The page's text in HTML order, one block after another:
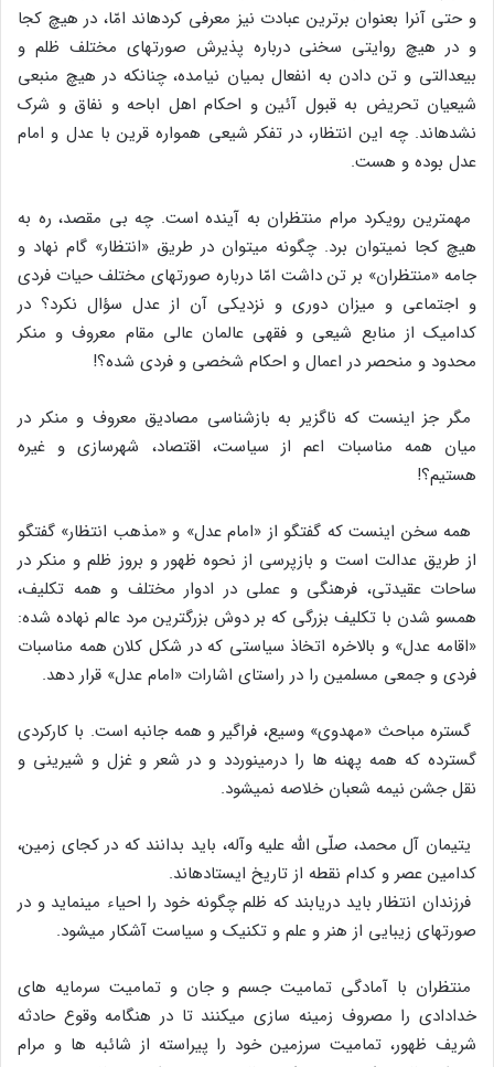
و حتی آنرا بعنوان برترین عبادت نیز معرفی کردهاند امّا، در هیچ کجا
و در هیچ روایتی سخنی درباره پذیرش صورتهای مختلف ظلم و
بیعدالتی و تن دادن به انفعال بمیان نیامده، چنانکه در هیچ منبعی
شیعیان تحریض به قبول آئین و احکام اهل اباحه و نفاق و شرک
نشدهاند. چه این انتظار، در تفکر شیعی همواره قرین با عدل و امام
عدل بوده و هست.
مهمترین رویکرد مرام منتظران به آینده است. چه بی مقصد، ره به
هیچ کجا نمیتوان برد. چگونه میتوان در طریق «انتظار» گام نهاد و
جامه «منتظران» بر تن داشت امّا درباره صورتهای مختلف حیات فردی
و اجتماعی و میزان دوری و نزدیکی آن از عدل سؤال نکرد؟ در
کدامیک از منابع شیعی و فقهی عالمان عالی مقام معروف و منکر
محدود و منحصر در اعمال و احکام شخصی و فردی شده؟!
مگر جز اینست که ناگزیر به بازشناسی مصادیق معروف و منکر در
میان همه مناسبات اعم از سیاست، اقتصاد، شهرسازی و غیره
هستیم؟!
همه سخن اینست که گفتگو از «امام عدل» و «مذهب انتظار» گفتگو
از طریق عدالت است و بازپرسی از نحوه ظهور و بروز ظلم و منکر در
ساحات عقیدتی، فرهنگی و عملی در ادوار مختلف و همه تکلیف،
همسو شدن با تکلیف بزرگی که بر دوش بزرگترین مرد عالم نهاده شده:
«اقامه عدل» و بالاخره اتخاذ سیاستی که در شکل کلان همه مناسبات
فردی و جمعی مسلمین را در راستای اشارات «امام عدل» قرار دهد.
گستره مباحث «مهدوی» وسیع، فراگیر و همه جانبه است. با کارکردی
گسترده که همه پهنه ها را درمینوردد و در شعر و غزل و شیرینی و
نقل جشن نیمه شعبان خلاصه نمیشود.
یتیمان آل محمد، صلّی الله علیه وآله، باید بدانند که در کجای زمین،
کدامین عصر و کدام نقطه از تاریخ ایستادهاند.
فرزندان انتظار باید دریابند که ظلم چگونه خود را احیاء مینماید و در
صورتهای زیبایی از هنر و علم و تکنیک و سیاست آشکار میشود.
منتظران با آمادگی تمامیت جسم و جان و تمامیت سرمایه های
خدادادی را مصروف زمینه سازی میکنند تا در هنگامه وقوع حادثه
شریف ظهور، تمامیت سرزمین خود را پیراسته از شائبه ها و مرام